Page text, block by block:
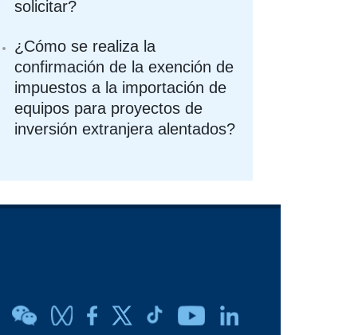
solicitar?
¿Cómo se realiza la
confirmación de la exención de
impuestos a la importación de
equipos para proyectos de
inversión extranjera alentados?